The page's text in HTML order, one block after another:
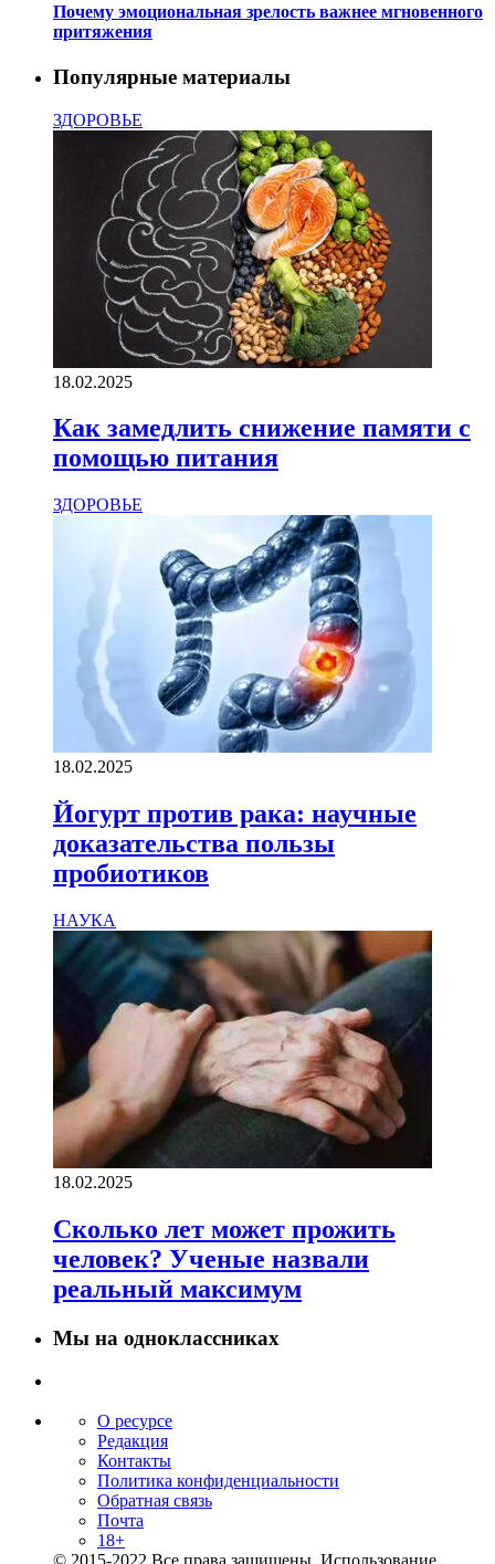
Почему эмоциональная зрелость важнее мгновенного
притяжения
Популярные материалы
ЗДОРОВЬЕ
18.02.2025
Как замедлить снижение памяти с
помощью питания
ЗДОРОВЬЕ
18.02.2025
Йогурт против рака: научные
доказательства пользы
пробиотиков
НАУКА
18.02.2025
Сколько лет может прожить
человек? Ученые назвали
реальный максимум
Мы на одноклассниках
О ресурсе
Редакция
Контакты
Политика конфиденциальности
Обратная связь
Почта
18+